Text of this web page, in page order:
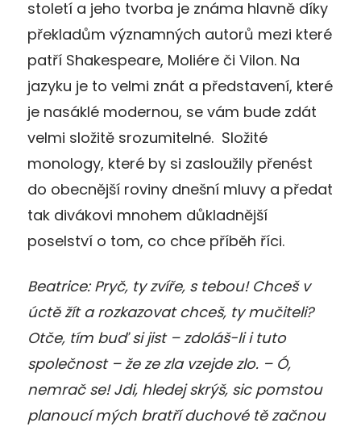
století a jeho tvorba je známa hlavně díky
překladům významných autorů mezi které
patří Shakespeare, Moliére či Vilon. Na
jazyku je to velmi znát a představení, které
je nasáklé modernou, se vám bude zdát
velmi složitě srozumitelné. Složité
monology, které by si zasloužily přenést
do obecnější roviny dnešní mluvy a předat
tak divákovi mnohem důkladnější
poselství o tom, co chce příběh říci.
Beatrice: Pryč, ty zvíře, s tebou! Chceš v
úctě žít a rozkazovat chceš, ty mučiteli?
Otče, tím buď si jist – zdoláš-li i tuto
společnost – že ze zla vzejde zlo. – Ó,
nemrač se! Jdi, hledej skrýš, sic pomstou
planoucí mých bratří duchové tě začnou